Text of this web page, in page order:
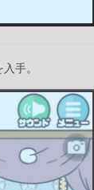
手。